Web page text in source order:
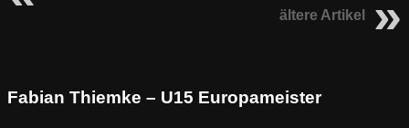
ältere Artikel
Fabian Thiemke – U15 Europameister